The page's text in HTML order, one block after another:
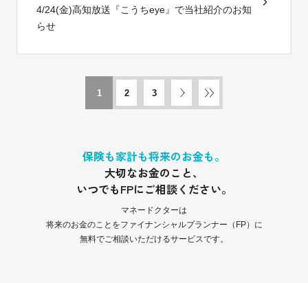
4/24(金)高知放送『こうちeye』で当社紹介のお知
らせ
1 2 3
保険も家計も将来のお金も。
大切なお金のこと、
いつでもFPにご相談ください。
マネードクターは
将来のお金のことをファイナンシャルプランナー（FP）に
無料でご相談いただけるサービスです。